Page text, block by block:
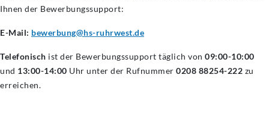
Ihnen der Bewerbungssupport:
E-Mail: bewerbung@hs-ruhrwest.de
Telefonisch ist der Bewerbungssupport täglich von 09:00-10:00
und 13:00-14:00 Uhr unter der Rufnummer 0208 88254-222 zu
erreichen.